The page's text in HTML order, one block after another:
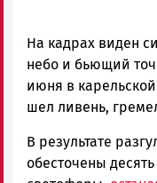
На кадрах виден
небо и бьющий
июня в
шел ливень,
В результате
обесточены